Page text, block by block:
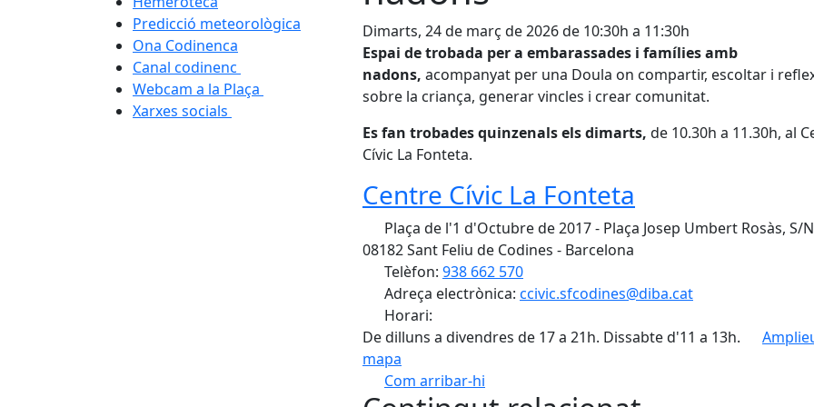
Predicció meteorològica
Ona Codinenca
Canal codinenc
Webcam a la Plaça
Xarxes socials
Dimarts, 24 de març de 2026 de 10:30h a 11:30h
Espai de trobada per a embarassades i famílies amb
nadons, acompanyat per una Doula on compartir, escoltar i
sobre la criança, generar vincles i crear comunitat.
Es fan trobades quinzenals els dimarts, de 10.30h a 11.30h, al
Cívic La Fonteta.
Centre Cívic La Fonteta
Plaça de l'1 d'Octubre de 2017 - Plaça Josep Umbert Rosàs, S/
08182 Sant Feliu de Codines - Barcelona
Telèfon: 938 662 570
Adreça electrònica: ccivic.sfcodines@diba.cat
Horari:
De dilluns a divendres de 17 a 21h. Dissabte d'11 a 13h.
mapa
Com arribar-hi